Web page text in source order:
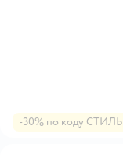
-30% по коду СТИЛЬ